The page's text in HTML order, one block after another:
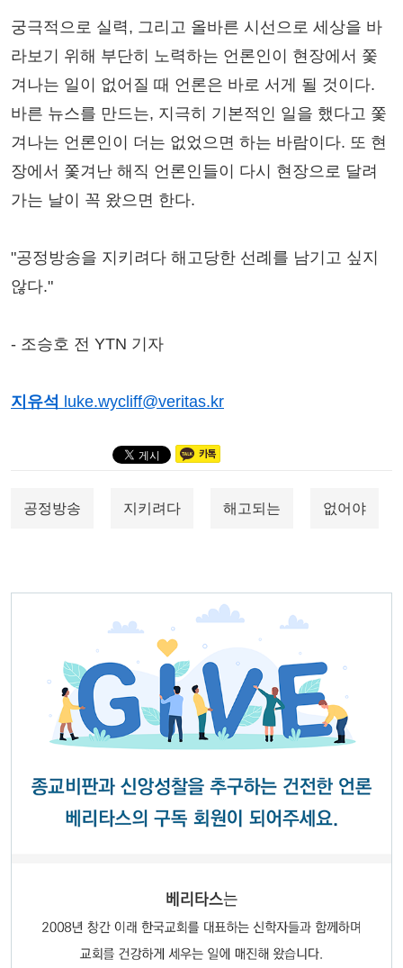
궁극적으로 실력, 그리고 올바른 시선으로 세상을 바
라보기 위해 부단히 노력하는 언론인이 현장에서 쫓
겨나는 일이 없어질 때 언론은 바로 서게 될 것이다.
바른 뉴스를 만드는, 지극히 기본적인 일을 했다고 쫓
겨나는 언론인이 더는 없었으면 하는 바람이다. 또 현
장에서 쫓겨난 해직 언론인들이 다시 현장으로 달려
가는 날이 꼭 왔으면 한다.
"공정방송을 지키려다 해고당한 선례를 남기고 싶지
않다."
- 조승호 전 YTN 기자
지유석 luke.wycliff@veritas.kr
공정방송 지키려다 해고되는 없어야